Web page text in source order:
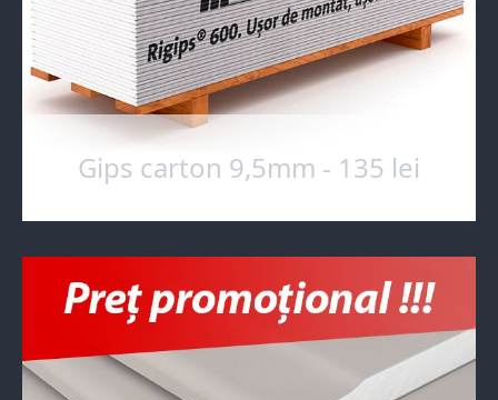
Gips carton 9,5mm - 135 lei